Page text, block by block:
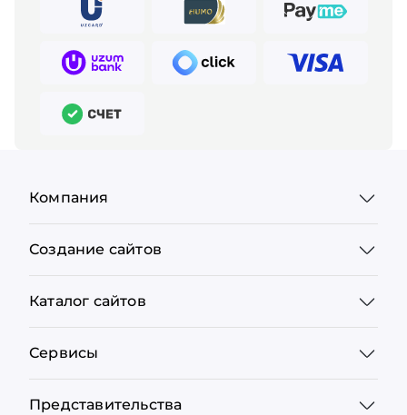
Компания
Создание сайтов
Каталог сайтов
Сервисы
Представительства